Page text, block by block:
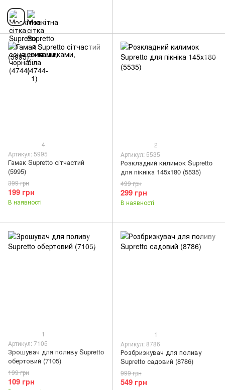
4
Артикул: 5995
Гамак Supretto сітчастий
(5995)
199 грн
399 грн
В наявності
2
Артикул: 5535
Розкладний килимок Supretto
для пікніка 145х180 (5535)
299 грн
499 грн
В наявності
1
Артикул: 7105
Зрошувач для поливу Supretto
обертовий (7105)
109 грн
199 грн
1
Артикул: 8786
Розбризкувач для поливу
Supretto садовий (8786)
549 грн
999 грн